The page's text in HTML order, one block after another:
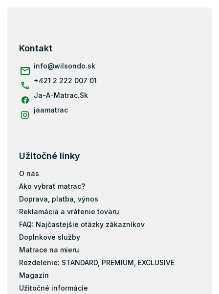
Kontakt
info@wilsondo.sk
+421 2 222 007 01
Ja-A-Matrac.Sk
jaamatrac
Užitočné linky
O nás
Ako vybrať matrac?
Doprava, platba, výnos
Reklamácia a vrátenie tovaru
FAQ: Najčastejšie otázky zákazníkov
Doplnkové služby
Matrace na mieru
Rozdelenie: STANDARD, PREMIUM, EXCLUSIVE
Magazín
Užitočné informácie